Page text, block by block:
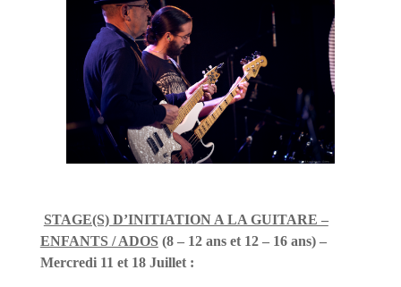
STAGE(S) D’INITIATION A LA GUITARE –
ENFANTS / ADOS(8 – 12 ans et 12 – 16 ans) –
Mercredi 11 et 18 Juillet :